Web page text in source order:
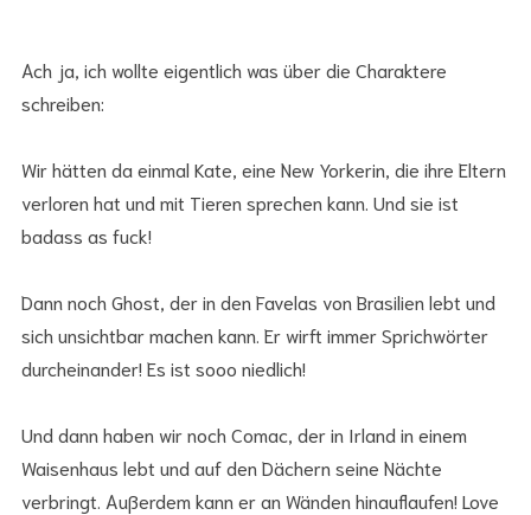
Ach ja, ich wollte eigentlich was über die Charaktere
schreiben:
Wir hätten da einmal Kate, eine New Yorkerin, die ihre Eltern
verloren hat und mit Tieren sprechen kann. Und sie ist
badass as fuck!
Dann noch Ghost, der in den Favelas von Brasilien lebt und
sich unsichtbar machen kann. Er wirft immer Sprichwörter
durcheinander! Es ist sooo niedlich!
Und dann haben wir noch Comac, der in Irland in einem
Waisenhaus lebt und auf den Dächern seine Nächte
verbringt. Außerdem kann er an Wänden hinauflaufen! Love